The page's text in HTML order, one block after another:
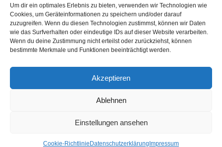
Um dir ein optimales Erlebnis zu bieten, verwenden wir Technologien wie
Cookies, um Geräteinformationen zu speichern und/oder darauf
zuzugreifen. Wenn du diesen Technologien zustimmst, können wir Daten
wie das Surfverhalten oder eindeutige IDs auf dieser Website verarbeiten.
Wenn du deine Zustimmung nicht erteilst oder zurückziehst, können
bestimmte Merkmale und Funktionen beeinträchtigt werden.
Akzeptieren
Ablehnen
Einstellungen ansehen
Cookie-Richtlinie Datenschutzerklärung Impressum
Impressum
Datenschutzerklärung
Nutzungsbedingungen | Haftungsausschluss
AGB